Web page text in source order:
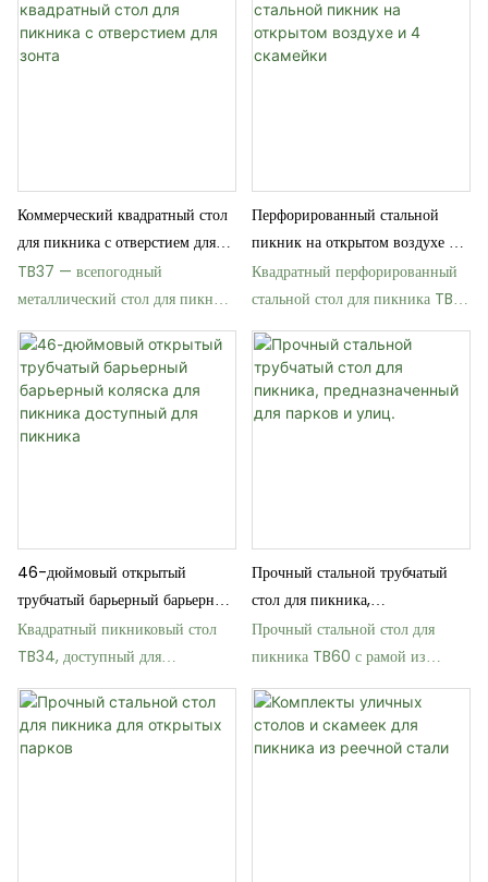
покрытием
Коммерческий квадратный стол
для пикника с отверстием для
зонта
TB37 — всепогодный
металлический стол для пикника
для парков
Перфорированный стальной
пикник на открытом воздухе и
4 скамейки
Квадратный перфорированный
стальной стол для пикника TB35
с 4 скамейками
46-дюймовый открытый
трубчатый барьерный барьерный
коляска для пикника доступный
для пикника
Квадратный пикниковый стол
TB34, доступный для
инвалидных колясок и
оборудованный безбарьерной
системой.
Прочный стальной трубчатый
стол для пикника,
предназначенный для парков и
улиц.
Прочный стальной стол для
пикника TB60 с рамой из
нержавеющей стали.